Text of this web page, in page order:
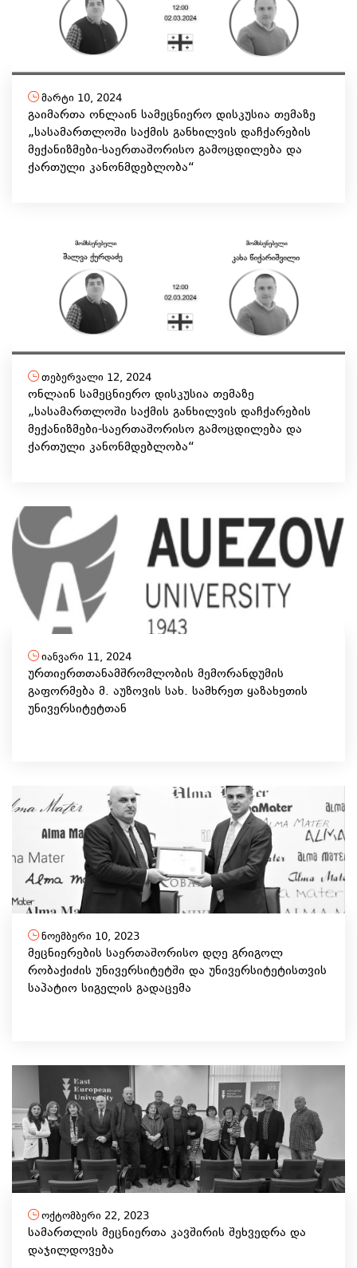
მარტი 10, 2024
გაიმართა ონლაინ სამეცნიერო დისკუსია თემაზე
„სასამართლოში საქმის განხილვის დაჩქარების
მექანიზმები-საერთაშორისო გამოცდილება და
ქართული კანონმდებლობა“
თებერვალი 12, 2024
ონლაინ სამეცნიერო დისკუსია თემაზე
„სასამართლოში საქმის განხილვის დაჩქარების
მექანიზმები-საერთაშორისო გამოცდილება და
ქართული კანონმდებლობა“
იანვარი 11, 2024
ურთიერთთანამშრომლობის მემორანდუმის
გაფორმება მ. აუზოვის სახ. სამხრეთ ყაზახეთის
უნივერსიტეტთან
ნოემბერი 10, 2023
მეცნიერების საერთაშორისო დღე გრიგოლ
რობაქიძის უნივერსიტეტში და უნივერსიტეტისთვის
საპატიო სიგელის გადაცემა
ოქტომბერი 22, 2023
სამართლის მეცნიერთა კავშირის შეხვედრა და
დაჯილდოვება